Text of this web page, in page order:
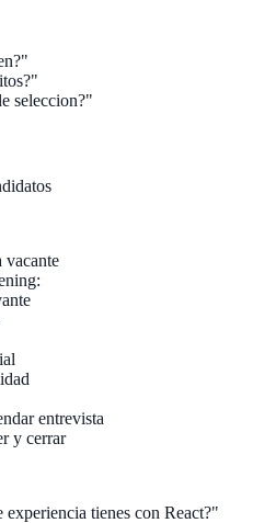
seleccion?"
vacante
entrevista
y cerrar
experiencia tienes con React?"